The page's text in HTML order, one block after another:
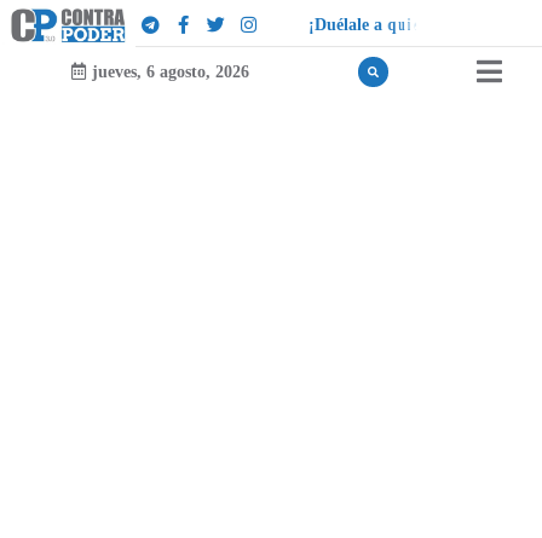
¡Duélale a qui e
jueves, 6 agosto, 2026